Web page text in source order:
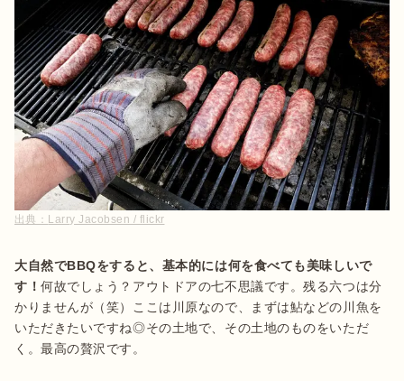
出典： Larry Jacobsen / flickr
大自然でBBQをすると、基本的には何を食べても美味しいで
す！何故でしょう？アウトドアの七不思議です。残る六つは分
かりませんが（笑）ここは川原なので、まずは鮎などの川魚を
いただきたいですね◎その土地で、その土地のものをいただ
く。最高の贅沢です。